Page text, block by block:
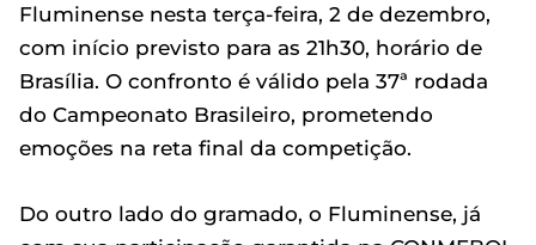
Fluminense nesta terça-feira, 2 de dezembro,
com início previsto para as 21h30, horário de
Brasília. O confronto é válido pela 37ª rodada
do Campeonato Brasileiro, prometendo
emoções na reta final da competição.
Do outro lado do gramado, o Fluminense, já